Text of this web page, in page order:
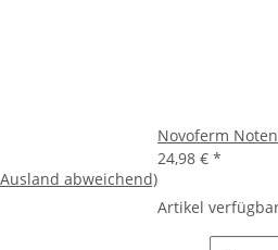
abweichend)
Novoferm
24,98 € *
Artikel